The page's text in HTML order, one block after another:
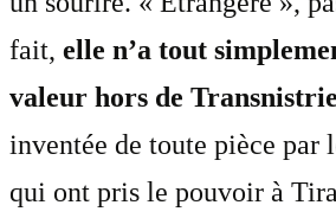
fait, elle n’a tout
valeur hors de Transnistrie
inventée de toute pièce par
qui ont pris le pouvoir à